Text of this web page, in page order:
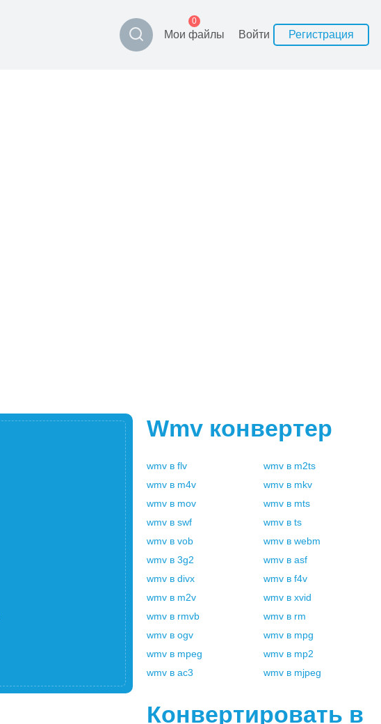
Мои файлы
0
Войти Регистрация
Wmv конвертер
wmv в flv wmv в m2ts
wmv в m4v wmv в mkv
wmv в mov wmv в mts
wmv в swf wmv в ts
wmv в vob wmv в webm
wmv в 3g2 wmv в asf
wmv в divx wmv в f4v
wmv в m2v wmv в xvid
wmv в rmvb wmv в rm
wmv в ogv wmv в mpg
wmv в mpeg wmv в mp2
wmv в ac3 wmv в mjpeg
Конвертировать в